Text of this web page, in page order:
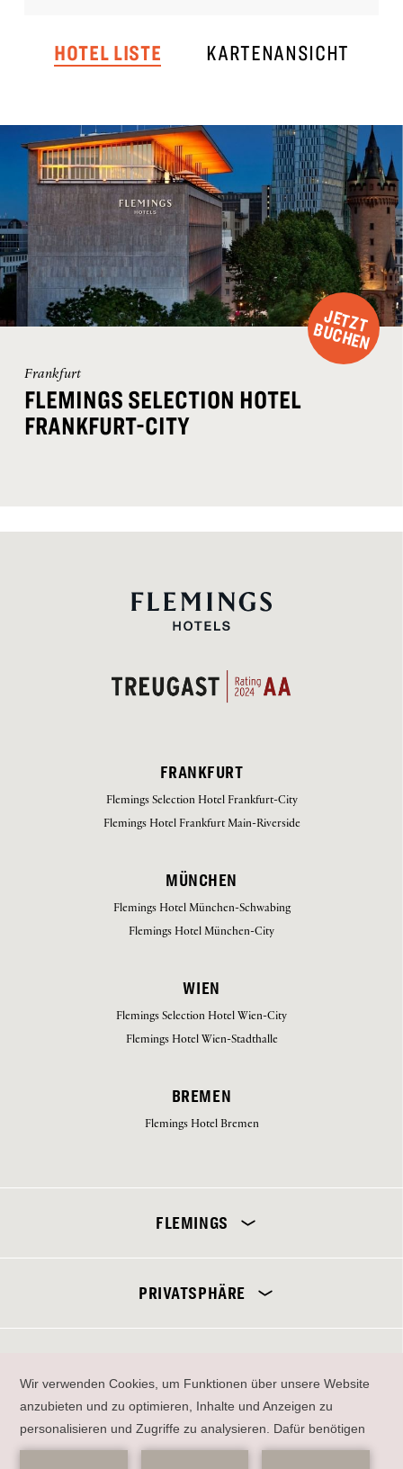
HOTEL LISTE KARTENANSICHT
Frankfurt
FLEMINGS SELECTION HOTEL
FRANKFURT-CITY
J
E
T
Z
T
B
U
C
H
E
N
FRANKFURT
Flemings Selection Hotel Frankfurt-City
Flemings Hotel Frankfurt Main-Riverside
MÜNCHEN
Flemings Hotel München-Schwabing
Flemings Hotel München-City
WIEN
Flemings Selection Hotel Wien-City
Flemings Hotel Wien-Stadthalle
BREMEN
Flemings Hotel Bremen
FLEMINGS
PRIVATSPHÄRE
Wählen Sie Ihr Hotel aus
SENDEN